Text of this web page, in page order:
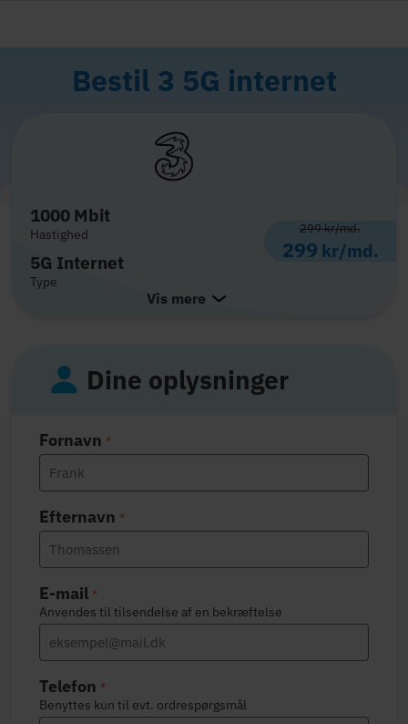
Bestil 3 5G internet
1000 Mbit
Hastighed
5G Internet
Type
299kr/md.
299 kr/md.
Vis mere
Dine oplysninger
Fornavn *
Efternavn *
E-mail *
Anvendes til tilsendelse af en bekræftelse
Telefon *
Benyttes kun til evt. ordrespørgsmål